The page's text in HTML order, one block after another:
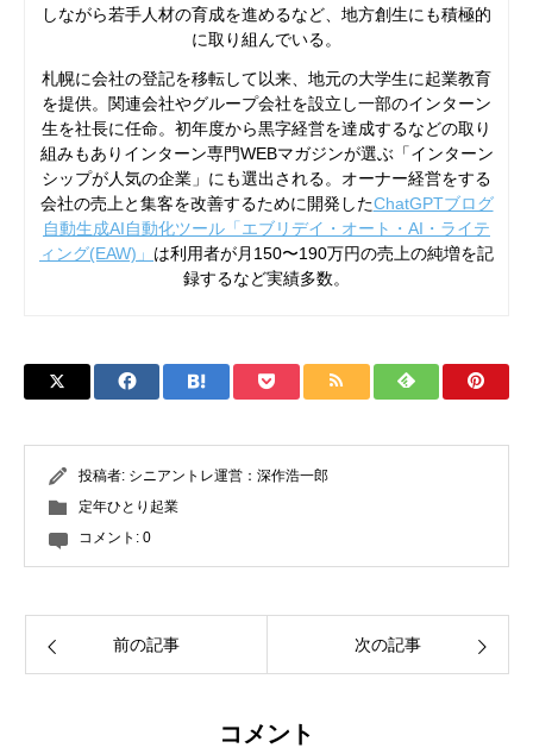
しながら若手人材の育成を進めるなど、地方創生にも積極的
に取り組んでいる。
札幌に会社の登記を移転して以来、地元の大学生に起業教育
を提供。関連会社やグループ会社を設立し一部のインターン
生を社長に任命。初年度から黒字経営を達成するなどの取り
組みもありインターン専門WEBマガジンが選ぶ「インターン
シップが人気の企業」にも選出される。オーナー経営をする
会社の売上と集客を改善するために開発したChatGPTブログ
自動生成AI自動化ツール「エブリデイ・オート・AI・ライテ
ィング(EAW)」 は利用者が月150〜190万円の売上の純増を記
録するなど実績多数。
投稿者: シニアントレ運営：深作浩一郎
定年ひとり起業
コメント: 0
前の記事 次の記事
コメント